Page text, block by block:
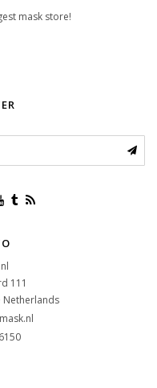
mask store!
111
Netherlands